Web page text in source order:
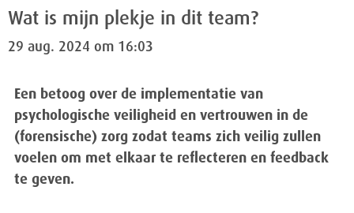
Wat is mijn plekje in dit team?
29 aug. 2024 om 16:03
Een betoog over de implementatie van
psychologische veiligheid en vertrouwen in de
(forensische) zorg zodat teams zich veilig zullen
voelen om met elkaar te reflecteren en feedback
te geven.